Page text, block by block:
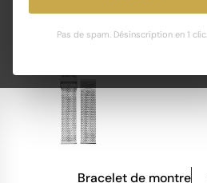
Pas de spam. Désinscription en 1 clic.
Bracelet de montre